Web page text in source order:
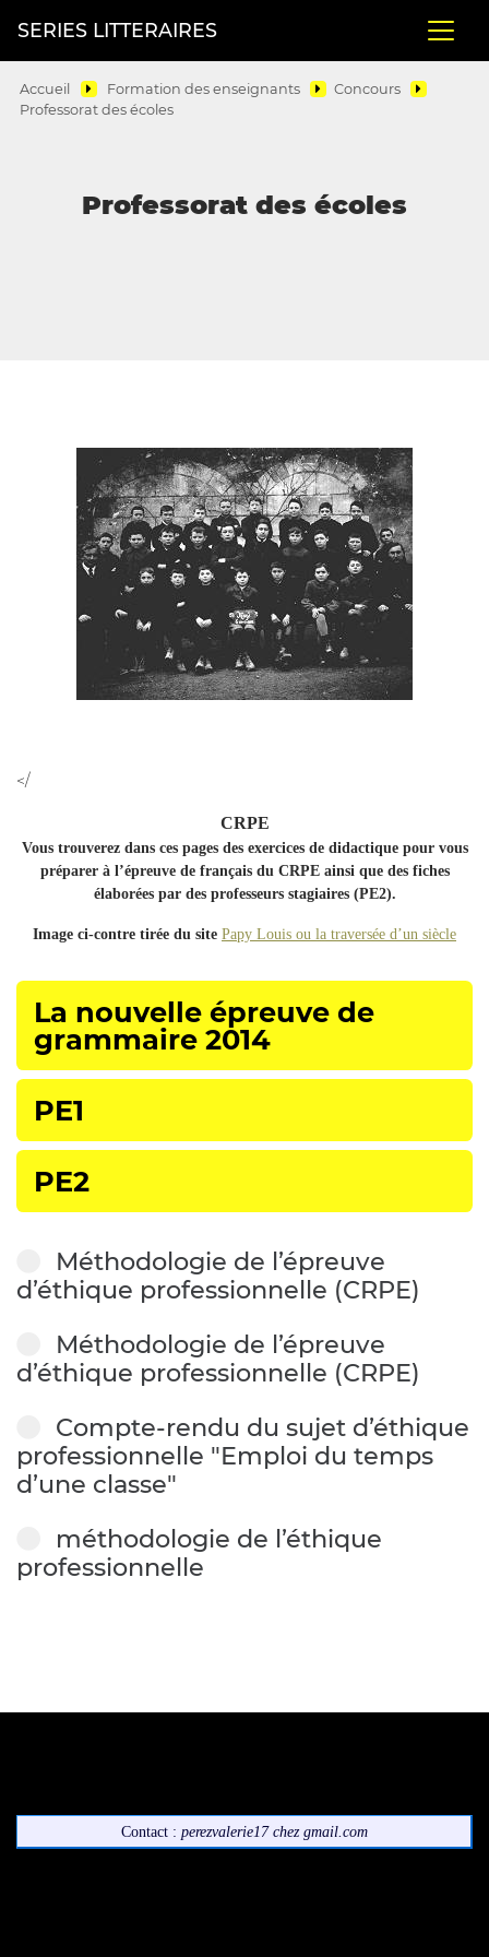
SERIES LITTERAIRES
Accueil Formation des enseignants
Concours
Professorat des écoles
Professorat des écoles
</
CRPE
Vous trouverez dans ces pages des exercices de didactique pour vous
préparer à l’épreuve de français du CRPE ainsi que des fiches
élaborées par des professeurs stagiaires (PE2).
Image ci-contre tirée du site Papy Louis ou la traversée d’un siècle
La nouvelle épreuve de
grammaire 2014
PE1
PE2
Méthodologie de l’épreuve
d’éthique professionnelle (CRPE)
Méthodologie de l’épreuve
d’éthique professionnelle (CRPE)
Compte-rendu du sujet d’éthique
professionnelle "Emploi du temps
d’une classe"
méthodologie de l’éthique
professionnelle
Contact : perezvalerie17chezgmail.com